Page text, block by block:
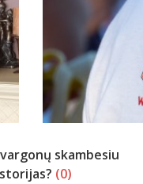
skambesiu
(0)